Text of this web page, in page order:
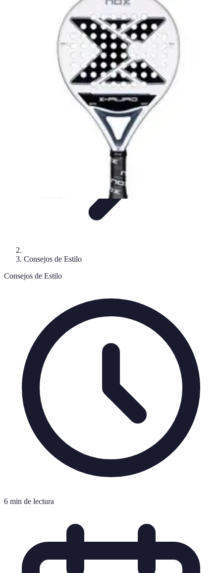
Consejos de EstiloAccesorios y
Moda de Invierno
Estilo Elegante
Consejos de Estilo
Consejos de Estilo
6 min de lectura